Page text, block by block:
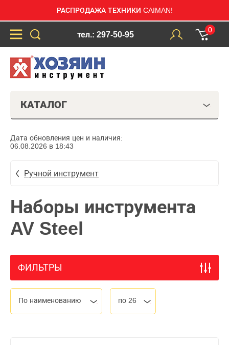
РАСПРОДАЖА ТЕХНИКИ CAIMAN!
тел.: 297-50-95
0
КАТАЛОГ
Дата обновления цен и наличия:
06.08.2026 в 18:43
Ручной инструмент
Наборы инструмента
AV Steel
ФИЛЬТРЫ
По наименованию по 26